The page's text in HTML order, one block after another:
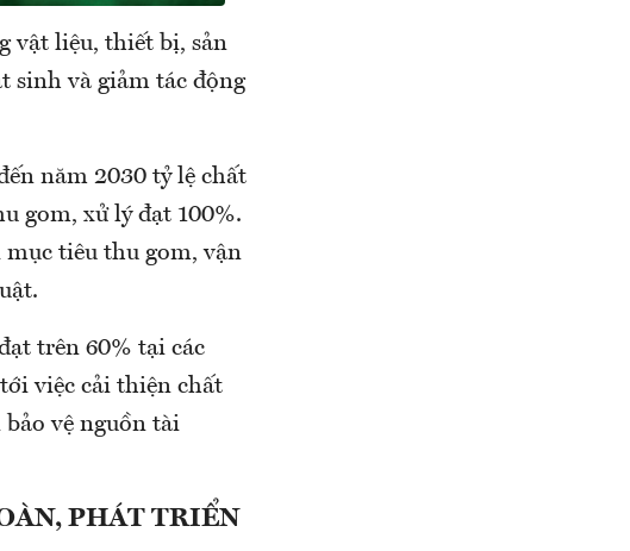
vật liệu, thiết bị, sản
sinh và giảm tác động
năm 2030 tỷ lệ chất
gom, xử lý đạt 100%.
tiêu thu gom, vận
trên 60% tại các
việc cải thiện chất
vệ nguồn tài
PHÁT TRIỂN